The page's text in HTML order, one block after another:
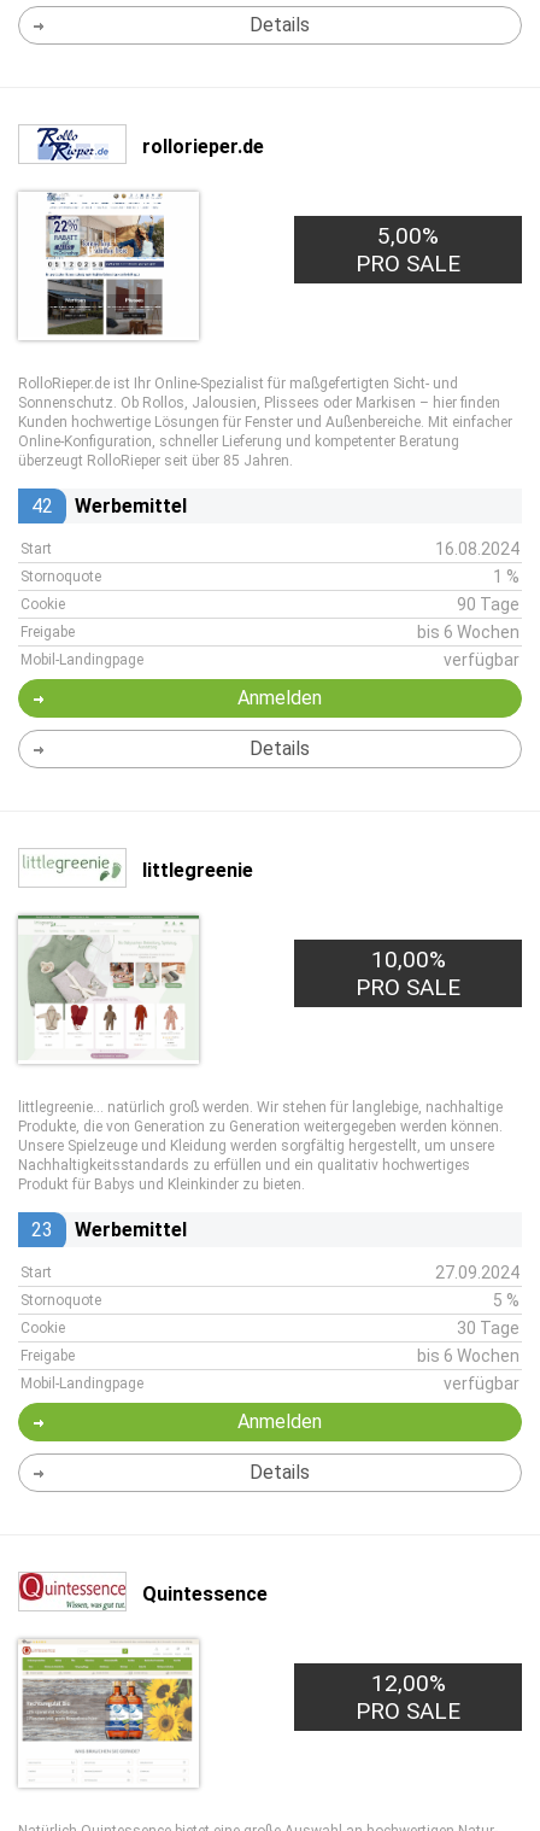
Details
rollorieper.de
5,00%
PRO SALE
RolloRieper.de ist Ihr Online-Spezialist für maßgefertigten Sicht- und
Sonnenschutz. Ob Rollos, Jalousien, Plissees oder Markisen – hier finden
Kunden hochwertige Lösungen für Fenster und Außenbereiche. Mit einfacher
Online-Konfiguration, schneller Lieferung und kompetenter Beratung
überzeugt RolloRieper seit über 85 Jahren.
42 Werbemittel
Start 16.08.2024
Stornoquote 1 %
Cookie 90 Tage
Freigabe bis 6 Wochen
Mobil-Landingpage verfügbar
Anmelden
Details
littlegreenie
10,00%
PRO SALE
littlegreenie… natürlich groß werden. Wir stehen für langlebige, nachhaltige
Produkte, die von Generation zu Generation weitergegeben werden können.
Unsere Spielzeuge und Kleidung werden sorgfältig hergestellt, um unsere
Nachhaltigkeitsstandards zu erfüllen und ein qualitativ hochwertiges
Produkt für Babys und Kleinkinder zu bieten.
23 Werbemittel
Start 27.09.2024
Stornoquote 5 %
Cookie 30 Tage
Freigabe bis 6 Wochen
Mobil-Landingpage verfügbar
Anmelden
Details
Quintessence
12,00%
PRO SALE